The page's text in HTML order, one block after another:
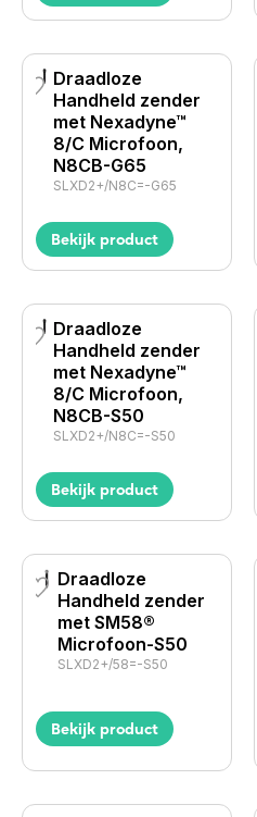
Draadloze
Handheld zender
met Nexadyne™
8/C Microfoon,
N8CB-G65
SLXD2+/N8C=-G65
Bekijk product
Draadloze
Handheld zender
met Nexadyne™
8/C Microfoon,
N8CB-S50
SLXD2+/N8C=-S50
Bekijk product
Draadloze
Handheld zender
met SM58®
Microfoon-S50
SLXD2+/58=-S50
Bekijk product